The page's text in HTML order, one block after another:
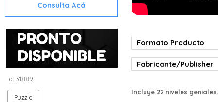
Consulta Acá
Id: 31889
Puzzle
Formato Producto
Fabricante/Publisher
Incluye 22 niveles